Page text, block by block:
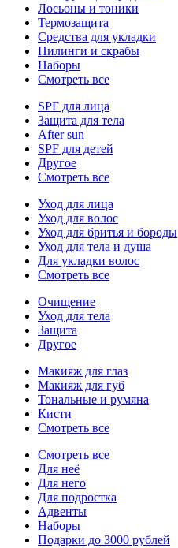
Лосьоны и тоники
Термозащита
Средства для укладки
Пилинги и скрабы
Наборы
Смотреть все
SPF для лица
Защита для тела
After sun
SPF для детей
Другое
Смотреть все
Уход для лица
Уход для волос
Уход для бритья и бороды
Уход для тела и душа
Для укладки волос
Смотреть все
Очищение
Уход для тела
Защита
Другое
Макияж для глаз
Макияж для губ
Тональные и румяна
Кисти
Смотреть все
Смотреть все
Для неё
Для него
Для подростка
Адвенты
Наборы
Подарки до 3000 рублей